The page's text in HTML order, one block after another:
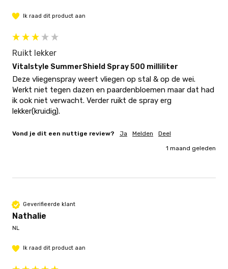
Ik raad dit product aan
Ruikt lekker
Vitalstyle SummerShield Spray 500 milliliter
Deze vliegenspray weert vliegen op stal & op de wei.
Werkt niet tegen dazen en paardenbloemen maar dat had
ik ook niet verwacht. Verder ruikt de spray erg
lekker(kruidig).
Vond je dit een nuttige review? Ja Melden Deel
1 maand geleden
Geverifieerde klant
Nathalie
NL
Ik raad dit product aan